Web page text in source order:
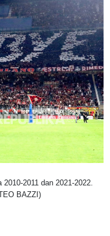
2011 dan 2021-2022.
BAZZI)